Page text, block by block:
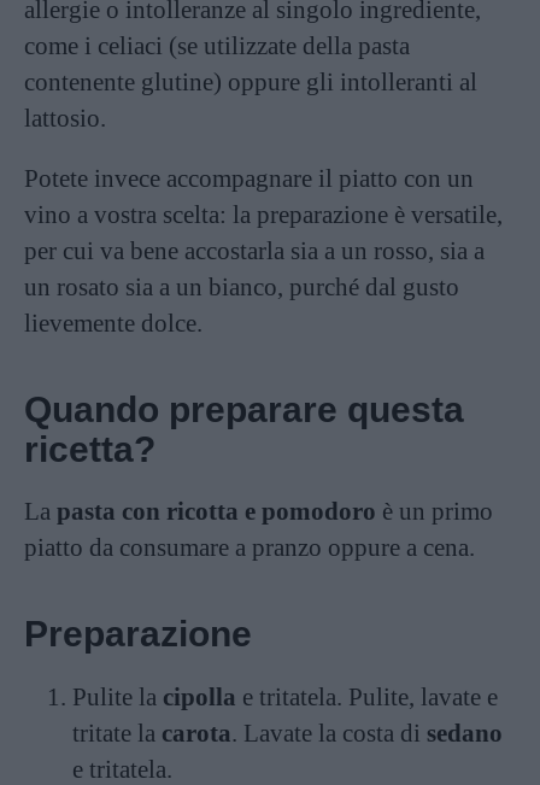
allergie o intolleranze al singolo ingrediente,
come i celiaci (se utilizzate della pasta
contenente glutine) oppure gli intolleranti al
lattosio.
Potete invece accompagnare il piatto con un
vino a vostra scelta: la preparazione è versatile,
per cui va bene accostarla sia a un rosso, sia a
un rosato sia a un bianco, purché dal gusto
lievemente dolce.
Quando preparare questa
ricetta?
La pasta con ricotta e pomodoro è un primo
piatto da consumare a pranzo oppure a cena.
Preparazione
Pulite la cipolla e tritatela. Pulite, lavate e
tritate la carota. Lavate la costa di sedano
e tritatela.